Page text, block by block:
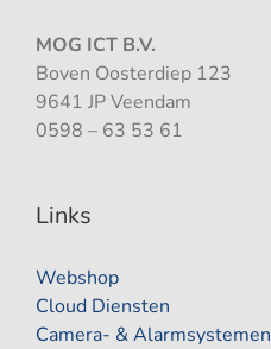
MOG ICT B.V.
Boven Oosterdiep 123
9641 JP Veendam
0598 – 63 53 61
Links
Webshop
Cloud Diensten
Camera- & Alarmsystemen